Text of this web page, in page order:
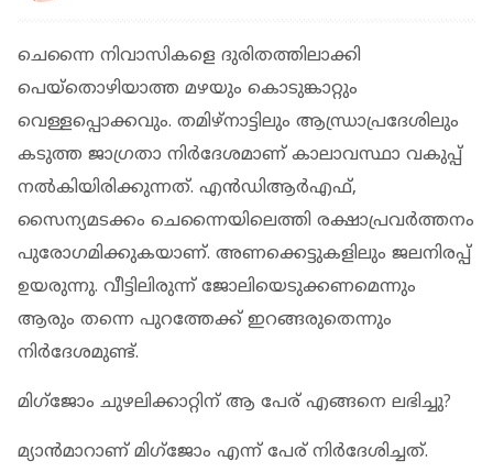
ചെന്നൈ നിവാസികളെ ദുരിതത്തിലാക്കി
പെയ്തൊഴിയാത്ത മഴയും കൊടുങ്കാറ്റും
വെള്ളപ്പൊക്കവും. തമിഴ്നാട്ടിലും ആന്ധ്രാപ്രദേശിലും
കടുത്ത ജാഗ്രതാ നിർദേശമാണ് കാലാവസ്ഥാ വകുപ്പ്
നൽകിയിരിക്കുന്നത്. എൻഡിആർഎഫ്,
സൈന്യമടക്കം ചെന്നൈയിലെത്തി രക്ഷാപ്രവർത്തനം
പുരോഗമിക്കുകയാണ്. അണക്കെട്ടുകളിലും ജലനിരപ്പ്
ഉയരുന്നു. വീട്ടിലിരുന്ന് ജോലിയെടുക്കണമെന്നും
ആരും തന്നെ പുറത്തേക്ക് ഇറങ്ങരുതെന്നും
നിർദേശമുണ്ട്.
മിഗ്ജോം ചുഴലിക്കാറ്റിന് ആ പേര് എങ്ങനെ ലഭിച്ചു?
മ്യാൻമാറാണ് മിഗ്ജോം എന്ന് പേര് നിർദേശിച്ചത്.